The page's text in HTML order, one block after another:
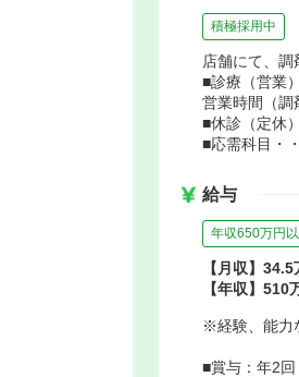
積極採用中
店舗にて、調
■診療（営業
営業時間（
■休診（定休
■応需科目・
給与
年収650万円
【月収】
【年収】510
※経験、能力
■賞与：年2回